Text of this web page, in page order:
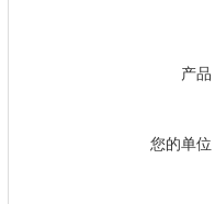
产品
您的单位